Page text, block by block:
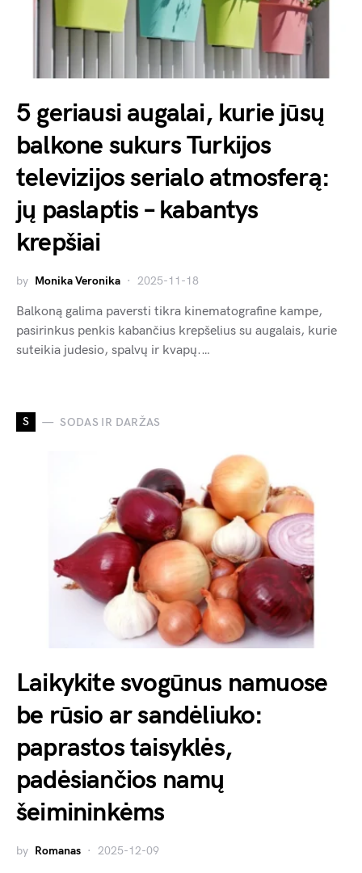
5 geriausi augalai, kurie jūsų
balkone sukurs Turkijos
televizijos serialo atmosferą:
jų paslaptis – kabantys
krepšiai
by Monika Veronika 2025-11-18
Balkoną galima paversti tikra kinematografine kampe,
pasirinkus penkis kabančius krepšelius su augalais, kurie
suteikia judesio, spalvų ir kvapų.…
S SODAS IR DARŽAS
Laikykite svogūnus namuose
be rūsio ar sandėliuko:
paprastos taisyklės,
padėsiančios namų
šeimininkėms
by Romanas 2025-12-09